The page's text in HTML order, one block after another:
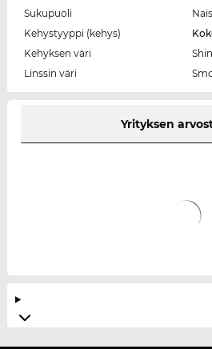
Sukupuoli
Kehystyyppi (kehys)
Kehyksen väri
Linssin väri
Yrityksen